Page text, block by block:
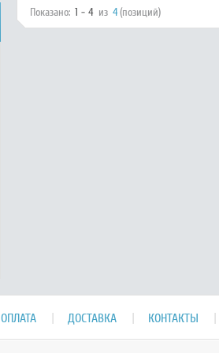
Показано: 1 - 4 из 4(позиций)
ОПЛАТА ДОСТАВКА КОНТАКТЫ